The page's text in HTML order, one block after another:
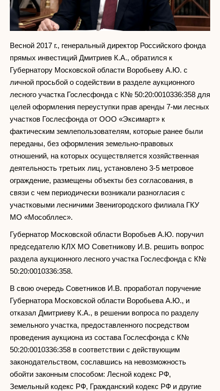
Весной 2017 г., генеральный директор Российского фонда
прямых инвестиций Дмитриев К.А., обратился к
Губернатору Московской области Воробьеву А.Ю. с
личной просьбой о содействии в разделе аукционного
лесного участка Гослесфонда с К№ 50:20:0010336:358 для
целей оформления переуступки прав аренды 7-ми лесных
участков Гослесфонда от ООО «Эксимарт» к
фактическим землепользователям, которые ранее были
переданы, без оформления земельно-правовых
отношений, на которых осуществляется хозяйственная
деятельность третьих лиц, установлено 3-5 метровое
ограждение, размещены объекты без согласования, в
связи с чем периодически возникали разногласия с
участковыми лесничими Звенигородского филиала ГКУ
МО «Мособллес».
Губернатор Московской области Воробьев А.Ю. поручил
председателю КЛХ МО Советникову И.В. решить вопрос
раздела аукционного лесного участка Гослесфонда с К№
50:20:0010336:358.
В свою очередь Советников И.В. проработал поручение
Губернатора Московской области Воробьева А.Ю., и
отказал Дмитриеву К.А., в решении вопроса по разделу
земельного участка, предоставленного посредством
проведения аукциона из состава Гослесфонда с К№
50:20:0010336:358 в соответствии с действующим
законодательством, сославшись на невозможность
обойти законным способом: Лесной кодекс РФ,
Земельный кодекс РФ, Гражданский кодекс РФ и другие